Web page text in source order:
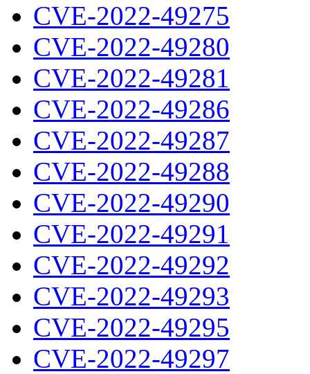
CVE-2022-49275
CVE-2022-49280
CVE-2022-49281
CVE-2022-49286
CVE-2022-49287
CVE-2022-49288
CVE-2022-49290
CVE-2022-49291
CVE-2022-49292
CVE-2022-49293
CVE-2022-49295
CVE-2022-49297